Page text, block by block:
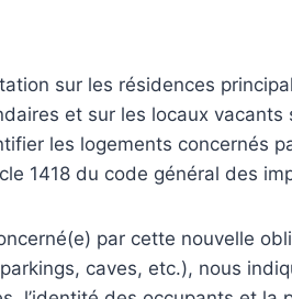
sur les résidences
et sur les locaux
les logements concernés
1418 du code général des
par cette nouvelle
caves, etc.), nous